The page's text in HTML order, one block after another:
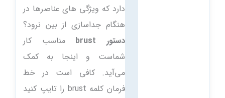
دارد که ویژگی های عناصرها در
هنگام جداسازی از بین نرود؟
دستور brust
مناسب کار
شماست و اینجا به کمک
می‌آید. کافی است در خط
فرمان کلمه brust را تایپ کنید